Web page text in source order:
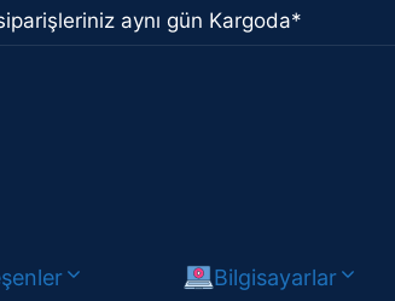
aynı gün Kargoda*
Bilgisayarlar